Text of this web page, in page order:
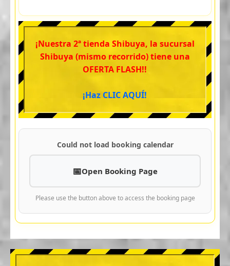
¡Nuestra 2ª tienda Shibuya, la sucursal
Shibuya (mismo recorrido) tiene una
OFERTA FLASH!!
¡Haz CLIC AQUÍ!
Could not load booking calendar
Open Booking Page
Please use the button above to access the booking page